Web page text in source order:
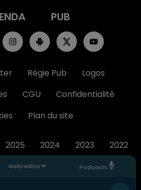
Webradios Podcasts
PUB
Régie Pub
Logos
CGU
Confidentialité
Plan du site
2025 2024 2023 2022